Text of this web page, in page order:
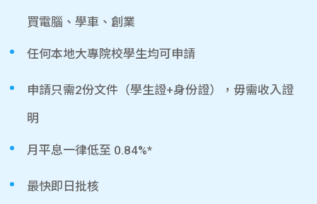
買電腦、學車、創業
任何本地大專院校學生均可申請
申請只需2份文件（學生證+身份證），毋需收入證
明
月平息一律低至 0.84%*
最快即日批核